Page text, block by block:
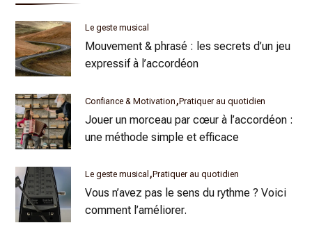
Le geste musical
Mouvement & phrasé : les secrets d’un jeu
expressif à l’accordéon
Confiance & Motivation Pratiquer au quotidien
Jouer un morceau par cœur à l’accordéon :
une méthode simple et efficace
Le geste musical Pratiquer au quotidien
Vous n’avez pas le sens du rythme ? Voici
comment l’améliorer.